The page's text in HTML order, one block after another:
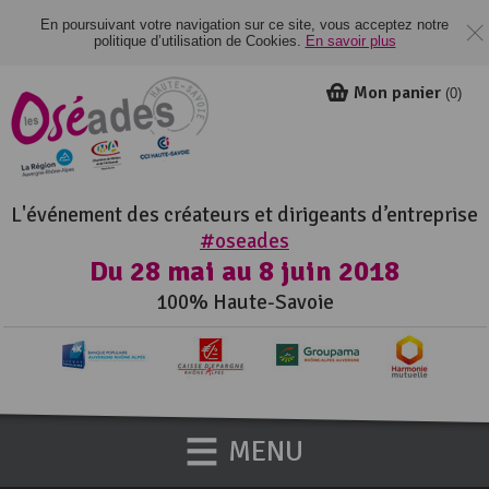
En poursuivant votre navigation sur ce site, vous acceptez notre
politique d’utilisation de Cookies. En savoir plus
L'événement des créateurs et dirigeants d’entreprise
#oseades
Du 28 mai au 8 juin 2018
100% Haute-Savoie
Mon panier (0)
MENU